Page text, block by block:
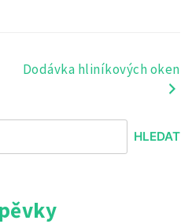
Dodávka hliníkových oken